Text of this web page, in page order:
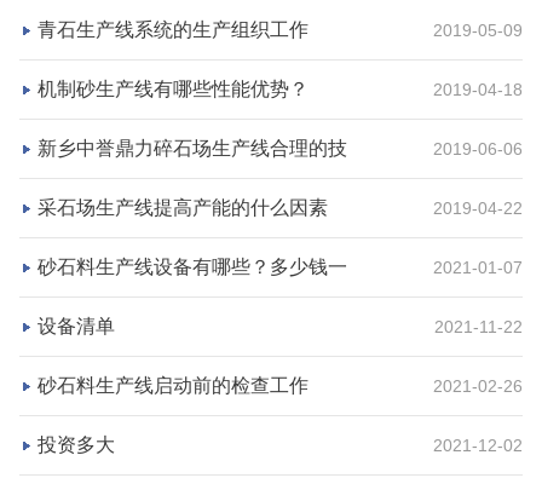
青石生产线系统的生产组织工作 2019-05-09
机制砂生产线有哪些性能优势？ 2019-04-18
新乡中誉鼎力碎石场生产线合理的技 2019-06-06
采石场生产线提高产能的什么因素 2019-04-22
砂石料生产线设备有哪些？多少钱一 2021-01-07
设备清单 2021-11-22
砂石料生产线启动前的检查工作 2021-02-26
投资多大 2021-12-02